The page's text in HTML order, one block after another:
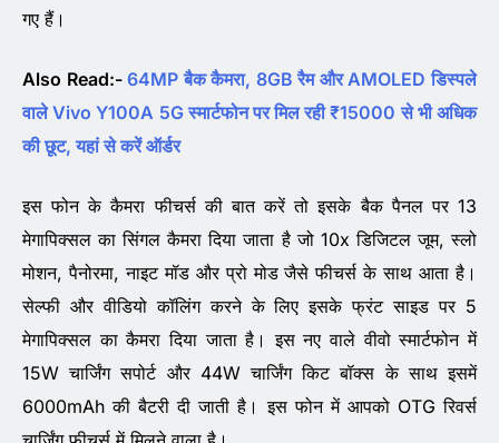
गए हैं।
Also Read:-64MP बैक कैमरा, 8GB रैम और AMOLED डिस्पले
वाले Vivo Y100A 5G स्मार्टफोन पर मिल रही ₹15000 से भी अधिक
की छूट, यहां से करें ऑर्डर
इस फोन के कैमरा फीचर्स की बात करें तो इसके बैक पैनल पर 13
मेगापिक्सल का सिंगल कैमरा दिया जाता है जो 10x डिजिटल जूम, स्लो
मोशन, पैनोरमा, नाइट मॉड और प्रो मोड जैसे फीचर्स के साथ आता है।
सेल्फी और वीडियो कॉलिंग करने के लिए इसके फ्रंट साइड पर 5
मेगापिक्सल का कैमरा दिया जाता है। इस नए वाले वीवो स्मार्टफोन में
15W चार्जिंग सपोर्ट और 44W चार्जिंग किट बॉक्स के साथ इसमें
6000mAh की बैटरी दी जाती है। इस फोन में आपको OTG रिवर्स